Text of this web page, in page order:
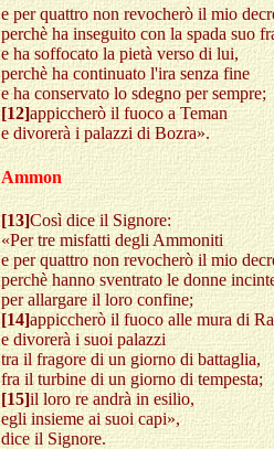
e per quattro non revocherò il mio
perchè ha inseguito con la spada suo
e ha soffocato la pietà verso di lui,
perchè ha continuato l'ira senza fine
e ha conservato lo sdegno per sempre;
[12]appiccherò il fuoco a Teman
e divorerà i palazzi di Bozra».
Ammon
[13]Così dice il Signore:
«Per tre misfatti degli Ammoniti
e per quattro non revocherò il mio
perchè hanno sventrato le donne
per allargare il loro confine;
[14]appiccherò il fuoco alle mura di
e divorerà i suoi palazzi
tra il fragore di un giorno di battaglia,
fra il turbine di un giorno di tempesta;
[15]il loro re andrà in esilio,
egli insieme ai suoi capi»,
dice il Signore.